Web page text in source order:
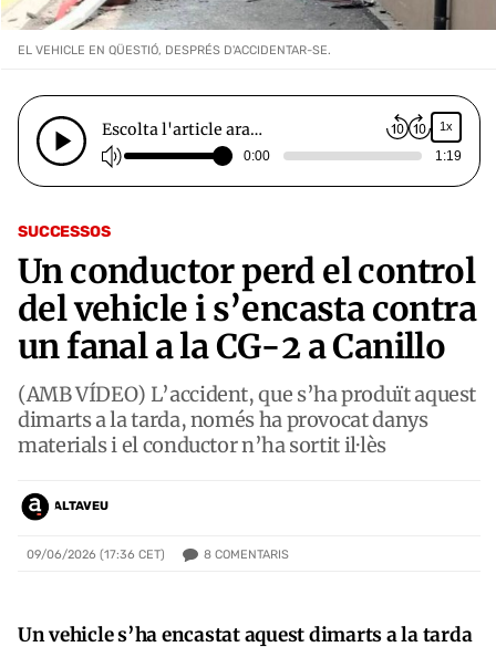
SUCCESSOS
Un conductor perd el control
del vehicle i s’encasta contra
un fanal a la CG-2 a Canillo
(AMB VÍDEO) L’accident, que s’ha produït aquest
dimarts a la tarda, només ha provocat danys
materials i el conductor n’ha sortit il·lès
ALTAVEU
09/06/2026 (17:36 CET) 8 COMENTARIS
EL VEHICLE EN QÜESTIÓ, DESPRÉS D'ACCIDENTAR-SE.
Escolta l'article ara… 1x
0:00 1:19
Un vehicle s’ha encastat aquest dimarts a la tarda